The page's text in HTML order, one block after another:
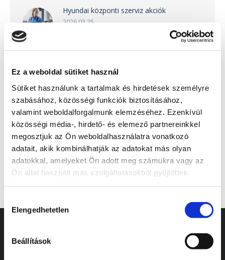
Ez a weboldal sütiket használ
Sütiket használunk a tartalmak és hirdetések személyre
szabásához, közösségi funkciók biztosításához,
valamint weboldalforgalmunk elemzéséhez. Ezenkívül
közösségi média-, hirdető- és elemező partnereinkkel
megosztjuk az Ön weboldalhasználatra vonatkozó
adatait, akik kombinálhatják az adatokat más olyan
adatokkal, amelyeket Ön adott meg számukra vagy az
Ön által használt más szolgáltatásokból gyűjtöttek.
kiválasztása
Elengedhetetlen
Beállítások
Hyundai központi szerviz akciók
2026.03.25.
Dacia Duster és Bigster akció
KERESÉS
Search: